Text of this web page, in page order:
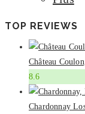
TOP REVIEWS
Château
8.6
Chardonnay